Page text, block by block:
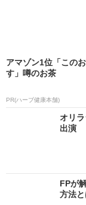
アマゾン1位「この
す」噂のお茶
PR(ハーブ健康本舗)
オリ
出演
FPが
方法と